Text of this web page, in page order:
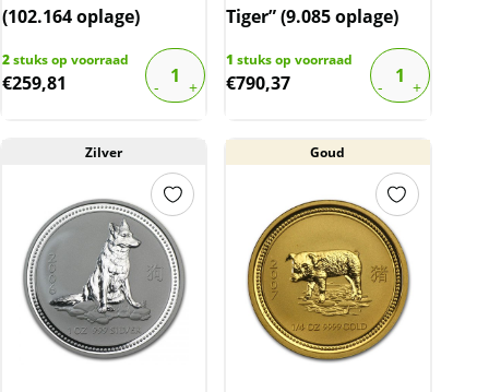
(102.164 oplage)
2stuks op voorraad
€259,81
Tiger” (9.085 oplage)
1 stuks op voorraad
€790,37
Zilver Goud